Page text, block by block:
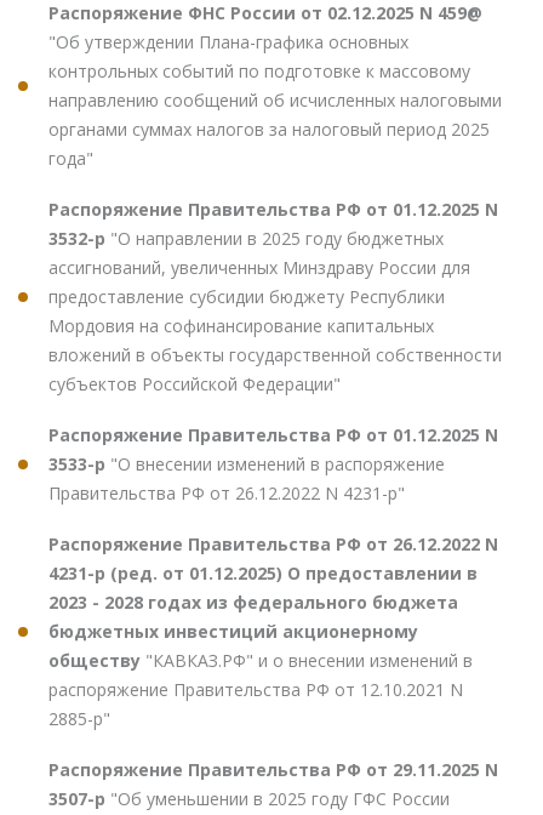
Распоряжение ФНС России от 02.12.2025 N 459@
"Об утверждении Плана-графика основных
контрольных событий по подготовке к массовому
направлению сообщений об исчисленных налоговыми
органами суммах налогов за налоговый период 2025
года"
Распоряжение Правительства РФ от 01.12.2025 N
3532-р "О направлении в 2025 году бюджетных
ассигнований, увеличенных Минздраву России для
предоставление субсидии бюджету Республики
Мордовия на софинансирование капитальных
вложений в объекты государственной собственности
субъектов Российской Федерации"
Распоряжение Правительства РФ от 01.12.2025 N
3533-р "О внесении изменений в распоряжение
Правительства РФ от 26.12.2022 N 4231-р"
Распоряжение Правительства РФ от 26.12.2022 N
4231-р (ред. от 01.12.2025) О предоставлении в
2023 - 2028 годах из федерального бюджета
бюджетных инвестиций акционерному
обществу "КАВКАЗ.РФ" и о внесении изменений в
распоряжение Правительства РФ от 12.10.2021 N
2885-р"
Распоряжение Правительства РФ от 29.11.2025 N
3507-р "Об уменьшении в 2025 году ГФС России